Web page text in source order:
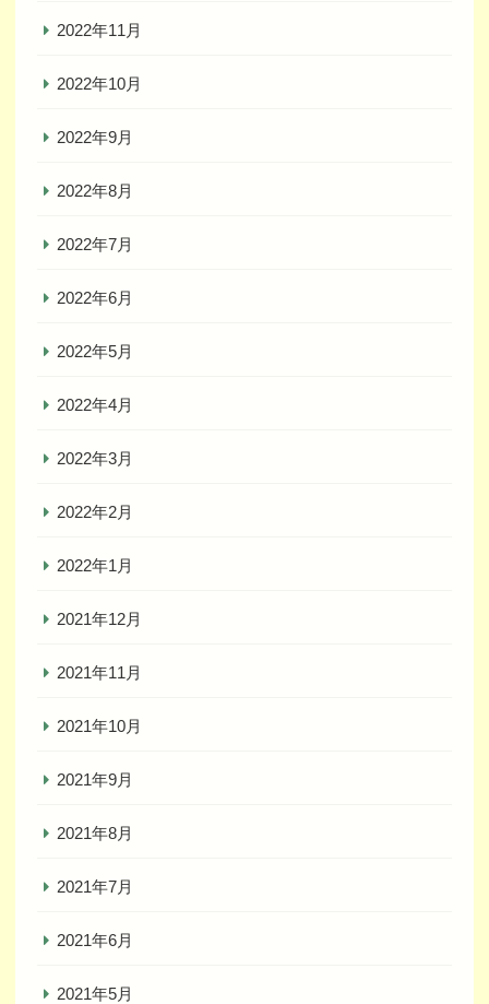
2022年11月
2022年10月
2022年9月
2022年8月
2022年7月
2022年6月
2022年5月
2022年4月
2022年3月
2022年2月
2022年1月
2021年12月
2021年11月
2021年10月
2021年9月
2021年8月
2021年7月
2021年6月
2021年5月